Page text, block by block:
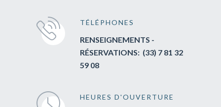
TÉLÉPHONES
RENSEIGNEMENTS -
RÉSERVATIONS: (33) 7 81 32
59 08
HEURES D'OUVERTURE